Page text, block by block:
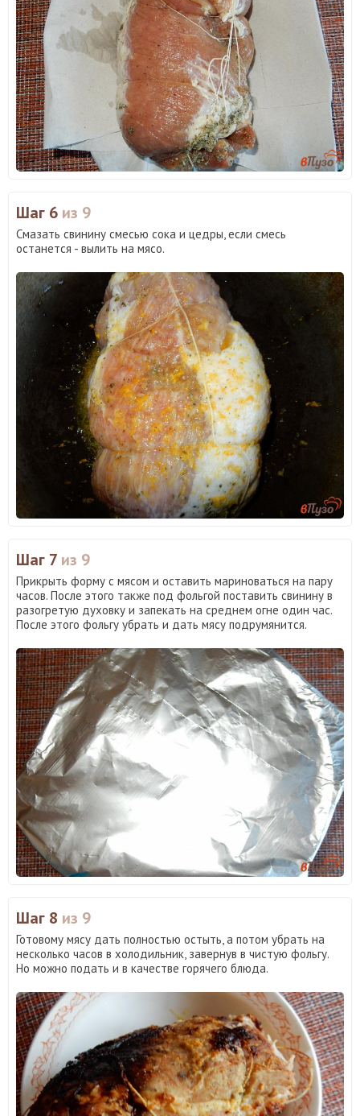
Шаг 6 из 9
Смазать свинину смесью сока и цедры, если смесь
останется - вылить на мясо.
Шаг 7 из 9
Прикрыть форму с мясом и оставить мариноваться на пару
часов. После этого также под фольгой поставить свинину в
разогретую духовку и запекать на среднем огне один час.
После этого фольгу убрать и дать мясу подрумянится.
Шаг 8 из 9
Готовому мясу дать полностью остыть, а потом убрать на
несколько часов в холодильник, завернув в чистую фольгу.
Но можно подать и в качестве горячего блюда.